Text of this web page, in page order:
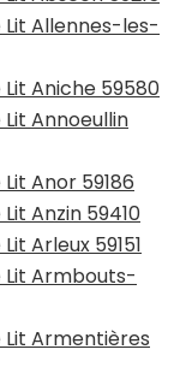
Allennes-les-
Aniche 59580
Annoeullin
Anor 59186
Anzin 59410
Arleux 59151
Lit Armbouts-
Armentières